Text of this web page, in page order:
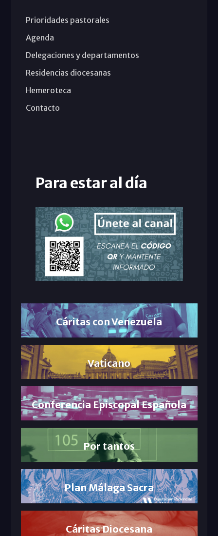
Prioridades pastorales
Agenda
Delegaciones y departamentos
Residencias diocesanas
Hemeroteca
Contacto
Para estar al día
Cáritas con Venezuela
Vaticano
Conferencia Episcopal Española
Por tantos
Plan Málaga Sacra
Cáritas Diocesana